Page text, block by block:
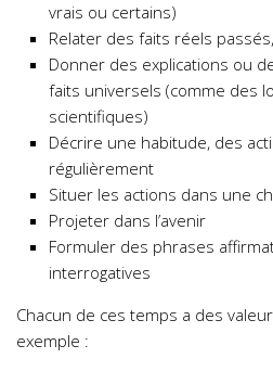
vrais ou certains)
Relater des faits réels
Donner des explications ou
faits universels (comme des
scientifiques)
Décrire une habitude, des
régulièrement
Situer les actions dans une
Projeter dans l’avenir
Formuler des phrases
interrogatives
Chacun de ces temps a des
exemple :